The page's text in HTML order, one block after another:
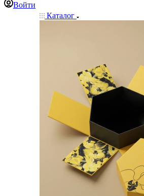
Войти
Каталог